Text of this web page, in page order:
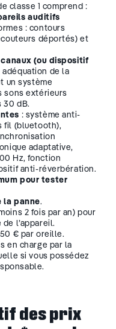
classe 1 comprend :
auditifs
: contours
déportés) et
(ou dispositif
de la
un système
sons extérieurs
30 dB.
: système anti-
fil (bluetooth),
adaptative,
Hz, fonction
anti-réverbération.
pour tester
la panne.
2 fois par an) pour
l’appareil.
€ par oreille.
en charge par la
si vous possédez
des prix